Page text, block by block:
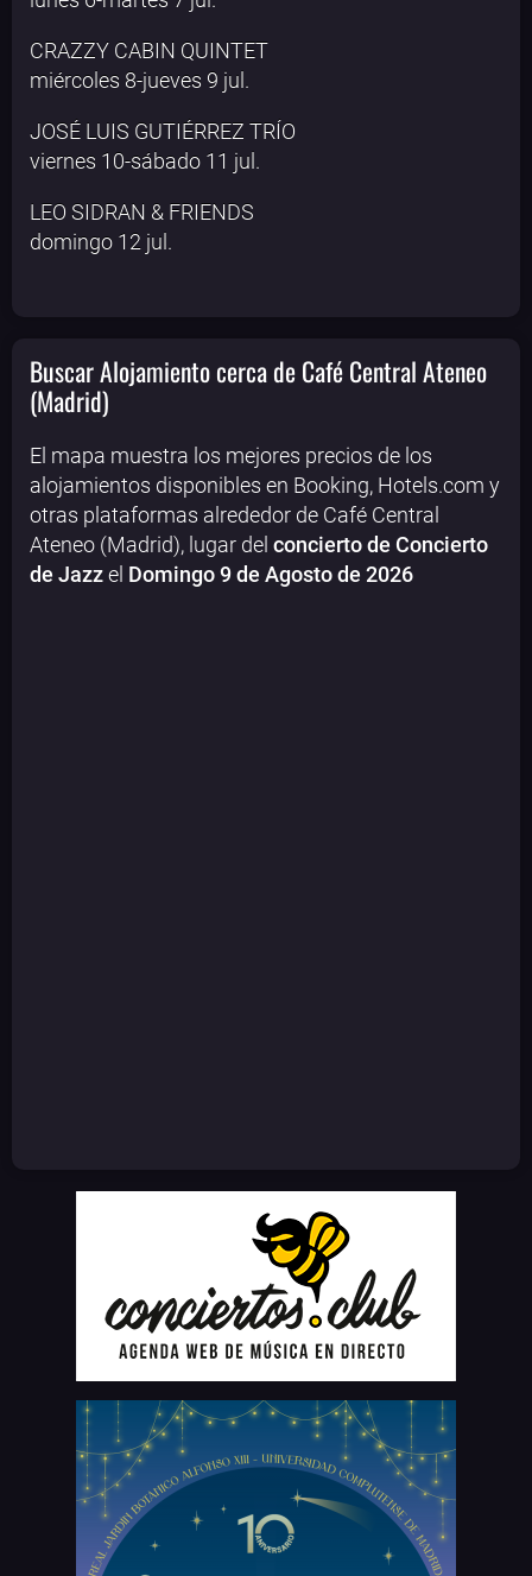
CRAZZY CABIN QUINTET
miércoles 8-jueves 9 jul.
JOSÉ LUIS GUTIÉRREZ TRÍO
viernes 10-sábado 11 jul.
LEO SIDRAN & FRIENDS
domingo 12 jul.
Buscar Alojamiento cerca de Café Central Ateneo
(Madrid)
El mapa muestra los mejores precios de los
alojamientos disponibles en Booking, Hotels.com y
otras plataformas alrededor de Café Central
Ateneo (Madrid), lugar del concierto de Concierto
de Jazzel Domingo 9 de Agosto de 2026